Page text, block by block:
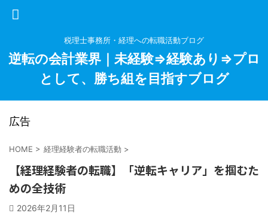
税理士事務所・経理への転職活動ブログ
逆転の会計業界｜未経験⇒経験あり⇒プロ
として、勝ち組を目指すブログ
広告
HOME > 経理経験者の転職活動 >
【経理経験者の転職】「逆転キャリア」を掴むた
めの全技術
2026年2月11日